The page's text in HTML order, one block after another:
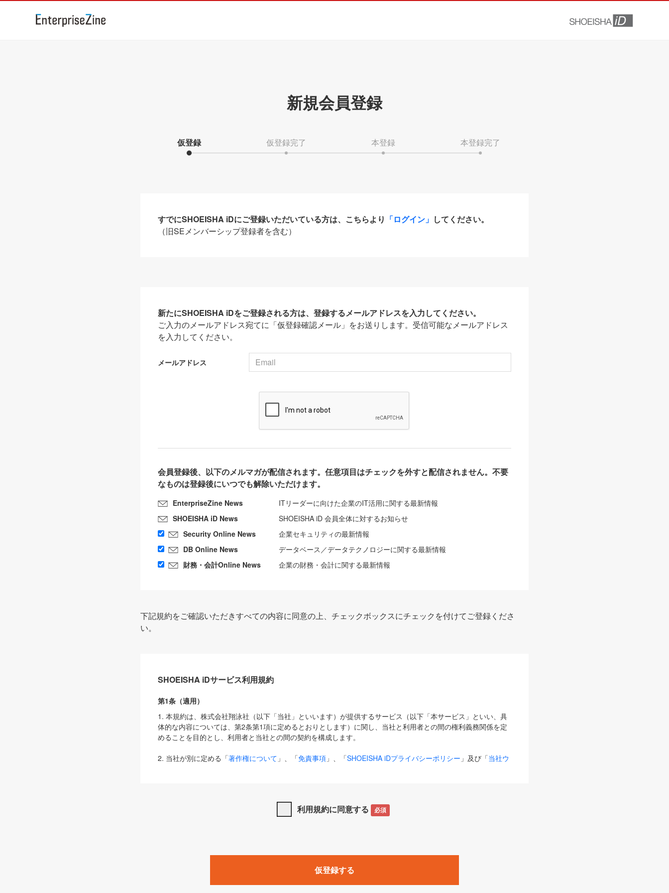
新規会員登録
仮登録 仮登録完了 本登録 本登録完了
すでにSHOEISHA iDにご登録いただいている方は、こちらより 「ログイン」 してください。
（旧SEメンバーシップ登録者を含む）
新たにSHOEISHA iDをご登録される方は、登録するメールアドレスを入力してください。
ご入力のメールアドレス宛てに「仮登録確認メール」をお送りします。受信可能なメールアドレス
を入力してください。
メールアドレス
会員登録後、以下のメルマガが配信されます。任意項目はチェックを外すと配信されません。不要
なものは登録後にいつでも解除いただけます。
EnterpriseZine News
ITリーダーに向けた企業のIT活用に関する最新情報
SHOEISHA iD News
SHOEISHA iD 会員全体に対するお知らせ
Security Online News
企業セキュリティの最新情報
DB Online News
データベース／データテクノロジーに関する最新情報
財務・会計Online News
企業の財務・会計に関する最新情報
下記規約をご確認いただきすべての内容に同意の上、チェックボックスにチェックを付けてご登録くださ
い。
SHOEISHA iDサービス利用規約
第1条（適用）
1. 本規約は、株式会社翔泳社（以下「当社」といいます）が提供するサービス（以下「本サービス」といい、具
体的な内容については、第2条第1項に定めるとおりとします）に関し、当社と利用者との間の権利義務関係を定
めることを目的とし、利用者と当社との間の契約を構成します。
2. 当社が別に定める「著作権について 」、「免責事項 」、「SHOEISHA iDプライバシーポリシー 」及び「当社ウ
は、本規約の規定が優先して適用されるものとします。
1. 「本サービス」とは、当社が提供する以下のサービス（名称や内容が変更された場合、変更後のサービスを含
みます）及びこれらサービスに関連して当社が実施するイベントやキャンペーンをいいます。
「SEBook」「SEShop」「CodeZine」「MarkeZine」「EnterpriseZine」「ECzine」「Biz/Zine」「HRzine」
利用規約に同意する 必須
仮登録する